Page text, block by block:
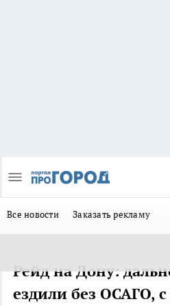
Все новости Заказать рекламу
Рейд на Дону:
ездили без ОСАГО,